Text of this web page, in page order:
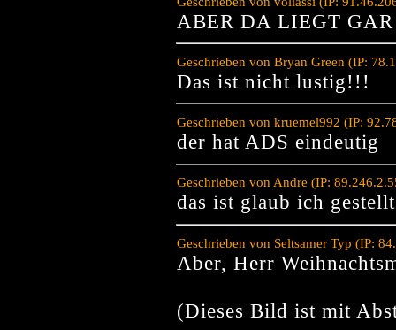
ABER DA LIEGT
Geschrieben von Bryan Green (IP:
Das ist nicht lustig!!!
Geschrieben von kruemel992 (IP:
der hat ADS eindeutig
Geschrieben von Andre (IP:
das ist glaub ich gestellt
Geschrieben von Seltsamer Typ (IP:
Aber, Herr
(Dieses Bild ist mit